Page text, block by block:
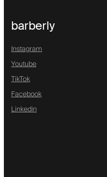
barberly
Instagram
Youtube
TikTok
Facebook
Linkedin